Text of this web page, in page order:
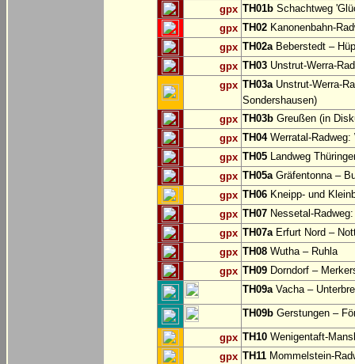
gpx TH01b Schachtweg
gpx TH02 Kanonenbahn-
gpx TH02aBeberstedt –
gpx TH03 Unstrut-Werra-
gpx TH03aUnstrut-Werra-
Sondershausen)
gpx TH03b Greußen (in
gpx TH04Werratal-Radweg:
gpx TH05 Landweg
gpx TH05aGräfentonna –
gpx TH06 Kneipp- und
gpx TH07 Nessetal-
gpx TH07aErfurt Nord –
gpx TH08 Wutha – Ruhla
gpx TH09 Dorndorf –
TH09aVacha –
TH09b Gerstungen –
gpx TH10 Wenigentaft-
gpx TH11 Mommelstein-